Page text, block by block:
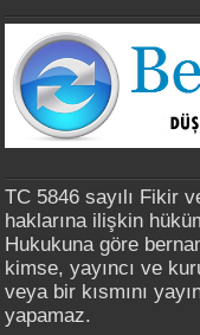
TC 5846 sayılı Fikir
haklarına ilişkin
Hukukuna göre
kimse, yayıncı ve
veya bir kısmını
yapamaz.